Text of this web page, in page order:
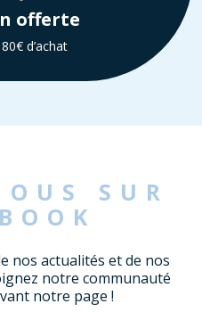
offerte
d’achat
SUR
nos actualités et de nos
notre communauté
notre page !